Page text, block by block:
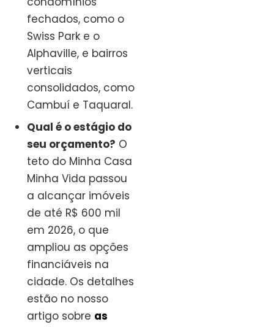
fechados, como o
Swiss Park e o
Alphaville, e bairros
verticais
consolidados, como
Cambuí e Taquaral.
Qual é o estágio do
seu orçamento? O
teto do Minha Casa
Minha Vida passou
a alcançar imóveis
de até R$ 600 mil
em 2026, o que
ampliou as opções
financiáveis na
cidade. Os detalhes
estão no nosso
artigo sobre as